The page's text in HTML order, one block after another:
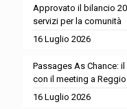
Approvato il bilancio
servizi per la comunità
16 Luglio 2026
Passages As Chance:
con il meeting a
16 Luglio 2026